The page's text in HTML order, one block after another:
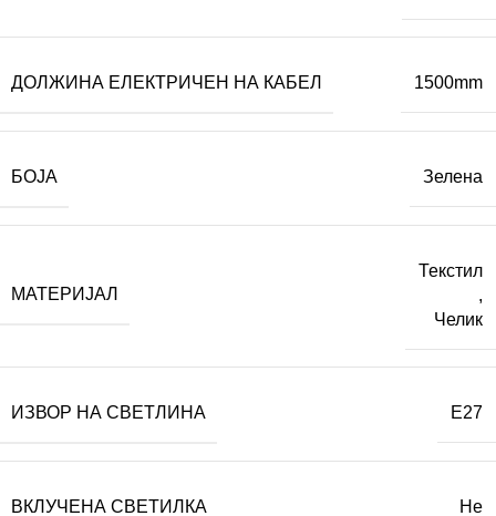
ДОЛЖИНА ЕЛЕКТРИЧЕН НА КАБЕЛ 1500mm
БОЈА Зелена
МАТЕРИЈАЛ
Текстил
,
Челик
ИЗВОР НА СВЕТЛИНА E27
ВКЛУЧЕНА СВЕТИЛКА Не